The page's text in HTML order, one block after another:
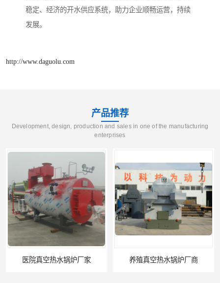
稳定、经济的开水供应系统，助力企业顺畅运营，持续
发展。
http://www.daguolu.com
产品推荐
Development, design, production and sales in one of the manufacturing
enterprises
医院真空热水锅炉厂家 养殖真空热水锅炉厂商